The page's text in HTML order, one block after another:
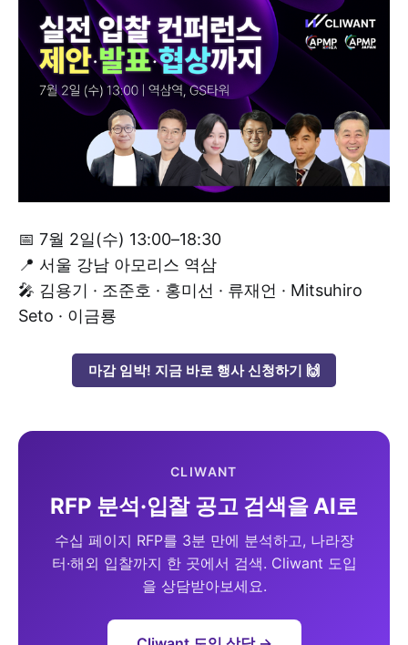
📅 7월 2일(수) 13:00–18:30
📍 서울 강남 아모리스 역삼
🎤 김용기 · 조준호 · 홍미선 · 류재언 · Mitsuhiro
Seto · 이금룡
마감 임박! 지금 바로 행사 신청하기 🙌
CLIWANT
RFP 분석·입찰 공고 검색을 AI로
수십 페이지 RFP를 3분 만에 분석하고, 나라장
터·해외 입찰까지 한 곳에서 검색. Cliwant 도입
을 상담받아보세요.